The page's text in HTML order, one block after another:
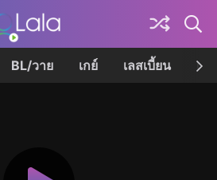
BL/วาย เกย์ เลสเบี้ยน เค